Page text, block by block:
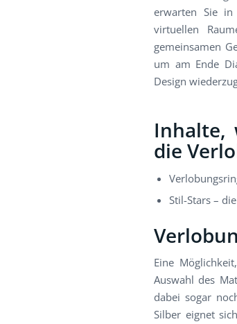
erwarten Sie in
virtuellen
gemeinsamen
um am Ende
Design
Inhalte,
die
Stil-Stars –
Eine
Auswahl des
dabei sogar
Silber eignet